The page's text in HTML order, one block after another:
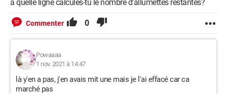
à quelle ligne calcules-tu le nombre d'allumettes restantes?
Commenter 0
Powaaaa
1 nov. 2021 à 14:47
là y'en a pas, j'en avais mit une mais je l'ai effacé car ca
marché pas